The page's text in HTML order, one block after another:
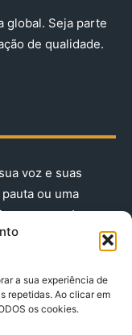
a sua experiência de
repetidas. Ao clicar em
os cookies.
global. Seja parte
de qualidade.
voz e suas
ou uma
nos agora!